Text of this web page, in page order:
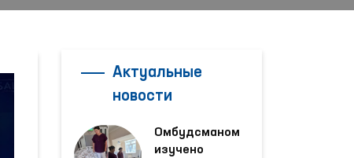
Актуальные
новости
Омбудсманом
изучено